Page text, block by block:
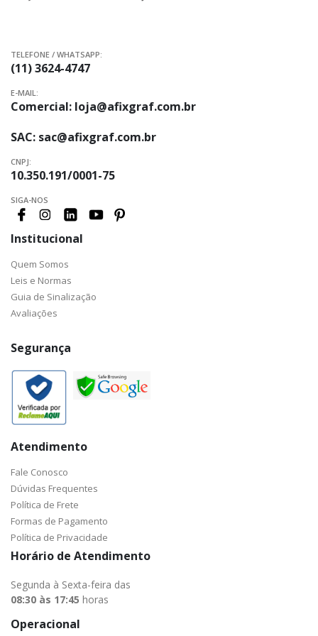
TELEFONE / WHATSAPP:
(11) 3624-4747
E-MAIL:
Comercial: loja@afixgraf.com.br
SAC: sac@afixgraf.com.br
CNPJ:
10.350.191/0001-75
SIGA-NOS
Institucional
Quem Somos
Leis e Normas
Guia de Sinalização
Avaliações
Segurança
Atendimento
Fale Conosco
Dúvidas Frequentes
Política de Frete
Formas de Pagamento
Política de Privacidade
Horário de Atendimento
Segunda à Sexta-feira das
08:30 às 17:45 horas
Operacional